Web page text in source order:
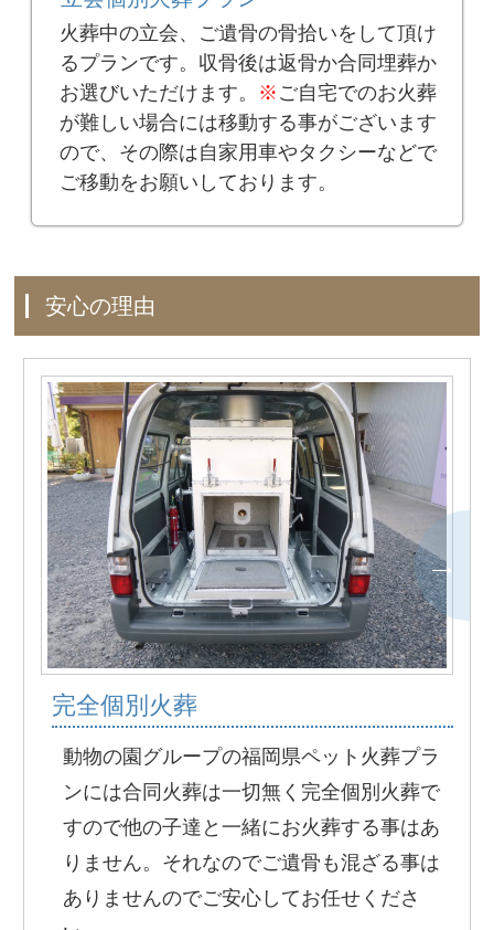
火葬中の立会、ご遺骨の骨拾いをして頂け
るプランです。収骨後は返骨か合同埋葬か
お選びいただけます。 ※ ご自宅でのお火葬
が難しい場合には移動する事がございます
ので、その際は自家用車やタクシーなどで
ご移動をお願いしております。
安心の理由
完全個別火葬
動物の園グループの福岡県ペット火葬プラ
ンには合同火葬は一切無く完全個別火葬で
すので他の子達と一緒にお火葬する事はあ
りません。それなのでご遺骨も混ざる事は
ありませんのでご安心してお任せくださ